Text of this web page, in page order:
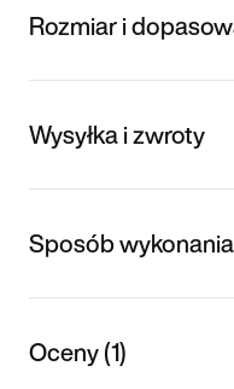
Rozmiar i
Wysyłka i zwroty
Sposób wykonania
Oceny (1)